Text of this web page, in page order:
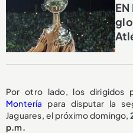
Por otro lado, los dirigidos
Montería para disputar la
Jaguares, el próximo domingo,
p.m.